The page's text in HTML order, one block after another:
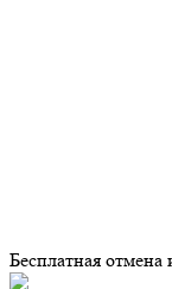
Бесплатная отмена